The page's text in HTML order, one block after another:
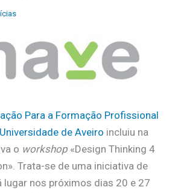
Para a Formação Profissional
de Aveiro incluiu na
o workshop «Design Thinking 4
Trata-se de uma iniciativa de
nos próximos dias 20 e 27